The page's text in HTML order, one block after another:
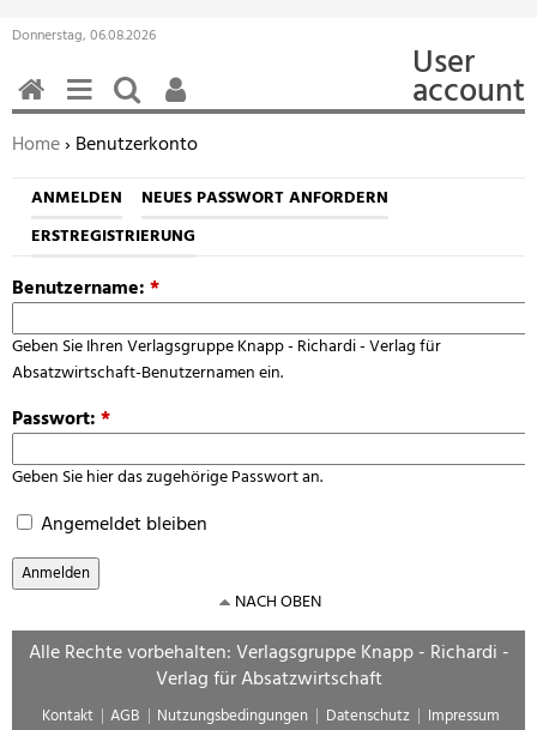
Donnerstag, 06.08.2026
User
account
Sie befinden sich hier:
Home› Benutzerkonto
ANMELDEN
NEUES PASSWORT ANFORDERN
ERSTREGISTRIERUNG
Benutzername:*
Geben Sie Ihren Verlagsgruppe Knapp - Richardi - Verlag für
Absatzwirtschaft-Benutzernamen ein.
Passwort:*
Geben Sie hier das zugehörige Passwort an.
Angemeldet bleiben
HOMEMENÜSUCHEN
BENUTZERFUNKTIONEN
NACH OBEN
Alle Rechte vorbehalten: Verlagsgruppe Knapp - Richardi -
Verlag für Absatzwirtschaft
Kontakt AGB Nutzungsbedingungen Datenschutz Impressum